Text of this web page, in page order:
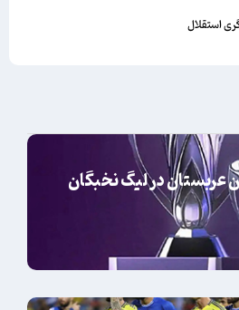
استقلال
در لیگ نخبگان